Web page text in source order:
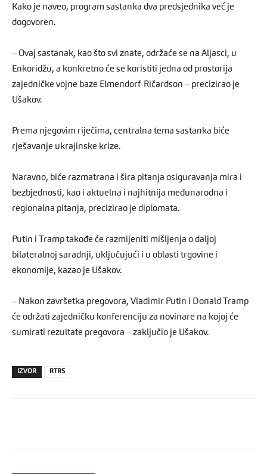
Kako je naveo, program sastanka dva predsjednika već je
dogovoren.
– Ovaj sastanak, kao što svi znate, održaće se na Aljasci, u
Enkoridžu, a konkretno će se koristiti jedna od prostorija
zajedničke vojne baze Elmendorf-Ričardson – precizirao je
Ušakov.
Prema njegovim riječima, centralna tema sastanka biće
rješavanje ukrajinske krize.
Naravno, biće razmatrana i šira pitanja osiguravanja mira i
bezbjednosti, kao i aktuelna i najhitnija međunarodna i
regionalna pitanja, precizirao je diplomata.
Putin i Tramp takođe će razmijeniti mišljenja o daljoj
bilateralnoj saradnji, uključujući i u oblasti trgovine i
ekonomije, kazao je Ušakov.
– Nakon završetka pregovora, Vladimir Putin i Donald Tramp
će održati zajedničku konferenciju za novinare na kojoj će
sumirati rezultate pregovora – zaključio je Ušakov.
IZVOR RTRS